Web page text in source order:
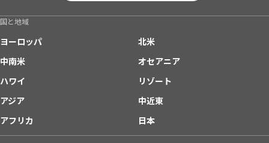
国と地域
ヨーロッパ
北米
中南米
オセアニア
ハワイ
リゾート
アジア
中近東
アフリカ
日本